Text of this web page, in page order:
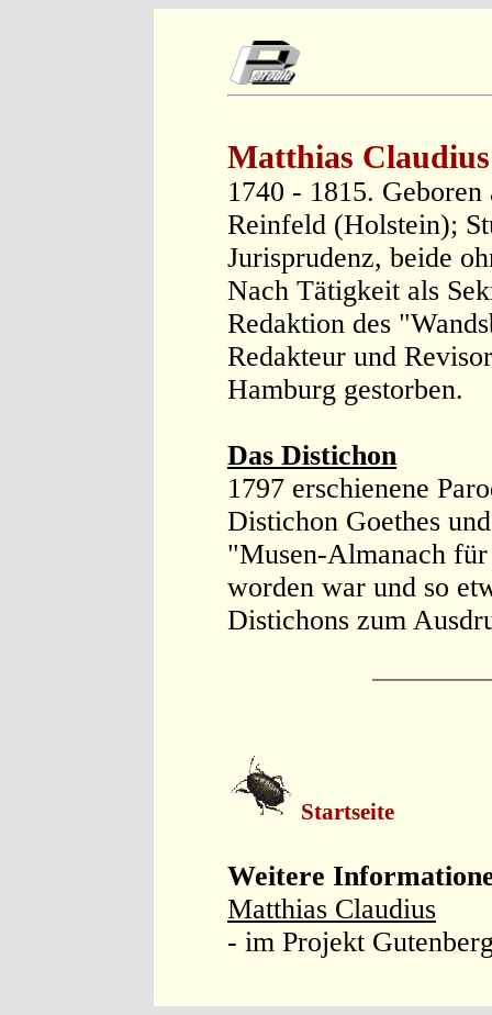
Matthias Claudius
1740 - 1815.
Reinfeld (Holstein);
Jurisprudenz, beide
Nach Tätigkeit als
Redaktion des
Redakteur und
Hamburg gestorben.
Das Distichon
1797 erschienene
Distichon Goethes
"Musen-Almanach
worden war und so
Distichons zum
Startseite
Weitere
Matthias Claudius
- im Projekt